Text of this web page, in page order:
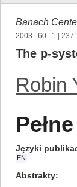
Banach
2003 60 1 |
The p-
Robin
Języki
EN
Abstrakty